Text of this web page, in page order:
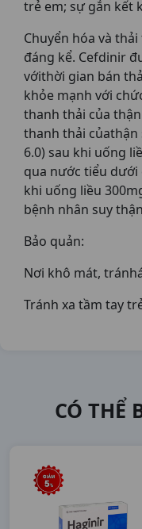
trẻ em; sự gắn kết
Chuyển hóa và
đáng kể. Cefdinir
vớithời gian bán
khỏe mạnh với
thanh thải của
thanh thải củathận
6.0) sau khi uống
qua nước tiểu dưới
khi uống liều
bệnh nhân suy
Bảo quản:
Nơi khô mát,
Tránh xa tầm tay
CÓ THỂ